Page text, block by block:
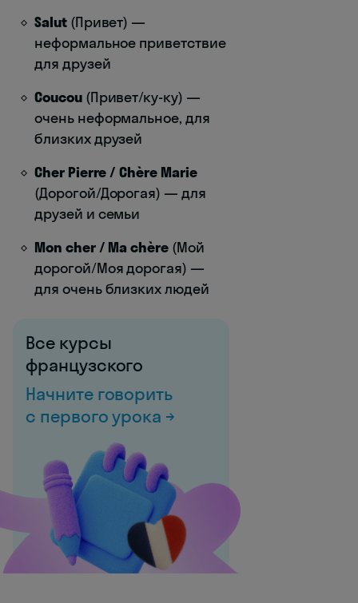
Salut(Привет) —
неформальное приветствие
для друзей
Coucou(Привет/ку-ку) —
очень неформальное, для
близких друзей
Cher Pierre / Chère Marie
(Дорогой/Дорогая) — для
друзей и семьи
Mon cher / Ma chère (Мой
дорогой/Моя дорогая) —
для очень близких людей
Все курсы
французского
Начните говорить
с первого урока →